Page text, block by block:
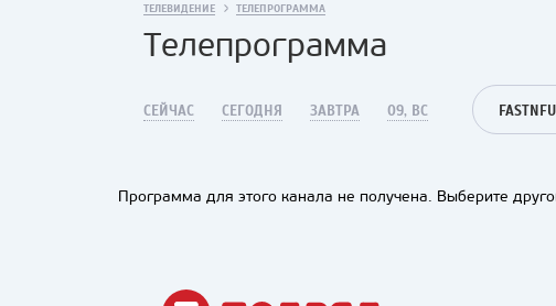
ТЕЛЕВИДЕНИЕ ТЕЛЕПРОГРАММА
Телепрограмма
СЕЙЧАС СЕГОДНЯ ЗАВТРА 09, ВС
Программа для этого канала не получена. Выберите